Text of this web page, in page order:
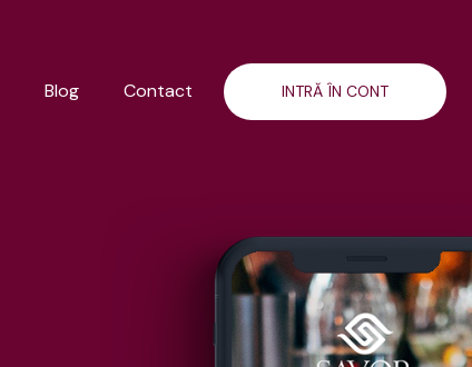
Blog Contact INTRĂ ÎN CONT